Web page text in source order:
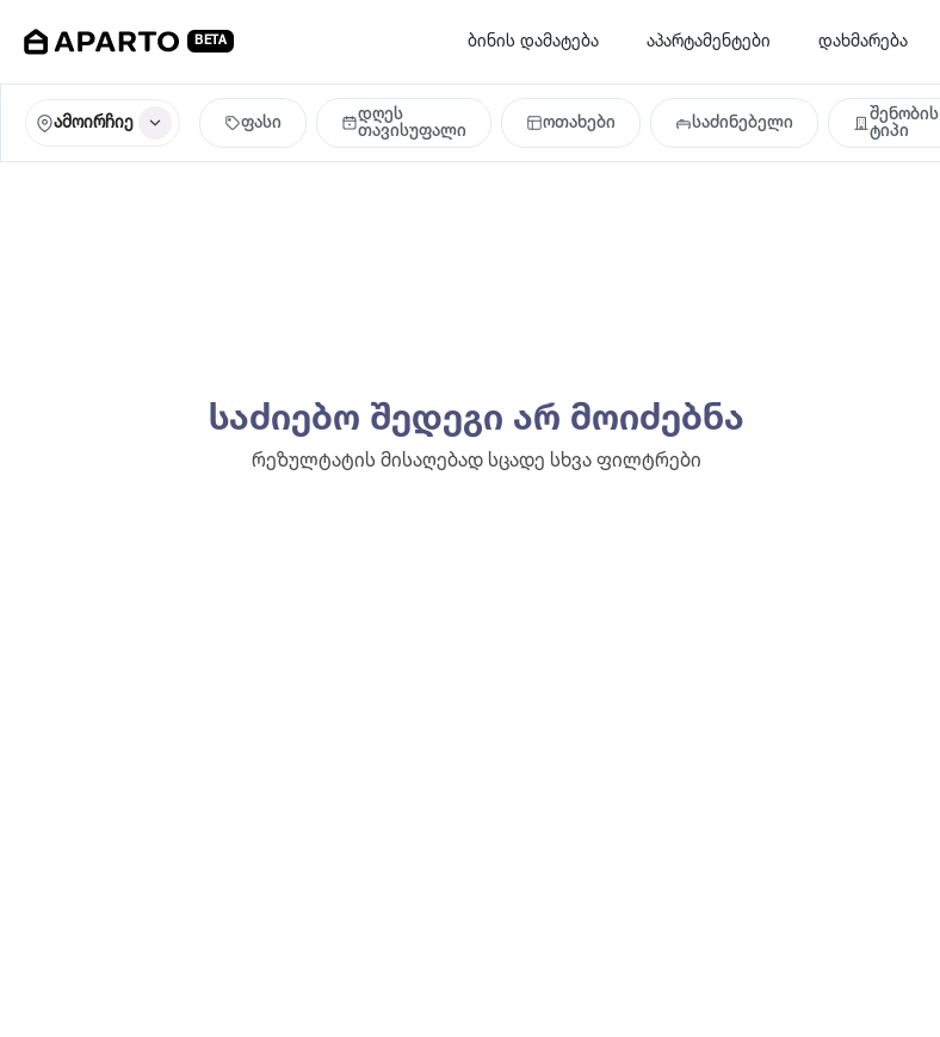
BETA ბინის დამატება აპარტამენტები დახმარება
ამოირჩიე ფასი
დღეს
თავისუფალი
ოთახები საძინებელი
შენობის
ტიპი
საძიებო შედეგი არ მოიძებნა
რეზულტატის მისაღებად სცადე სხვა ფილტრები